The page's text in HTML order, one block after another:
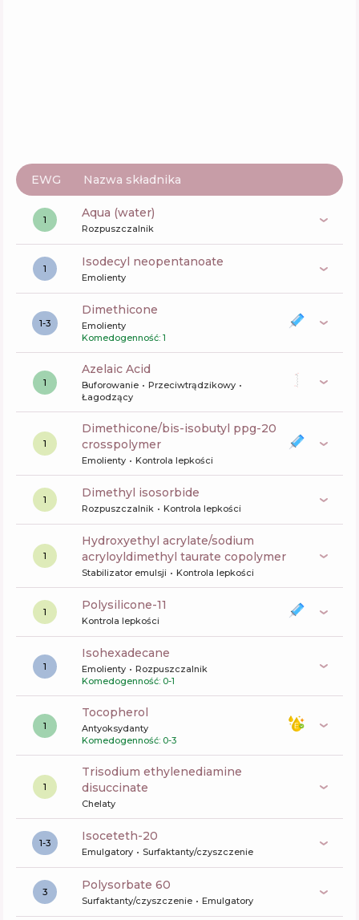
EWG Nazwa składnika
1 aqua (water)
Rozpuszczalnik
1 isodecyl neopentanoate
Emolienty
1-3
dimethicone
Emolienty
Komedogenność: 1
1
Azelaic Acid
Buforowanie
Przeciwtrądzikowy
Łagodzący
1
dimethicone/bis-isobutyl ppg-20
crosspolymer
Emolienty Kontrola lepkości
1 dimethyl isosorbide
Rozpuszczalnik Kontrola lepkości
1
hydroxyethyl acrylate/sodium
acryloyldimethyl taurate copolymer
Stabilizator emulsji Kontrola lepkości
1 polysilicone-11
Kontrola lepkości
1
Isohexadecane
Emolienty
Rozpuszczalnik
Komedogenność: 0-1
1
tocopherol
Antyoksydanty
Komedogenność: 0-3
1
trisodium ethylenediamine
disuccinate
Chelaty
1-3 isoceteth-20
Emulgatory Surfaktanty/czyszczenie
3 polysorbate 60
Surfaktanty/czyszczenie Emulgatory